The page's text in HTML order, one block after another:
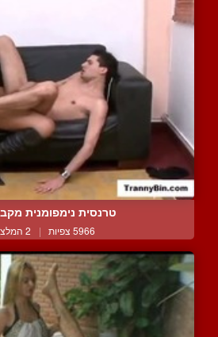
טרנסית נימפומנית
5966 צפיות | 2 המלצות